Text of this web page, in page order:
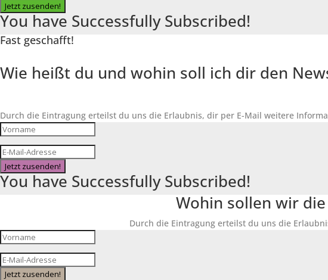
Jetzt zusenden!
You have Successfully Subscribed!
Fast geschafft!
Wie heißt du und wohin soll ich dir den
Durch die Eintragung erteilst du uns die Erlaubnis, dir per E-Mail weitere
Jetzt zusenden!
You have Successfully Subscribed!
Wohin sollen wir
Durch die Eintragung erteilst du uns die
Jetzt zusenden!